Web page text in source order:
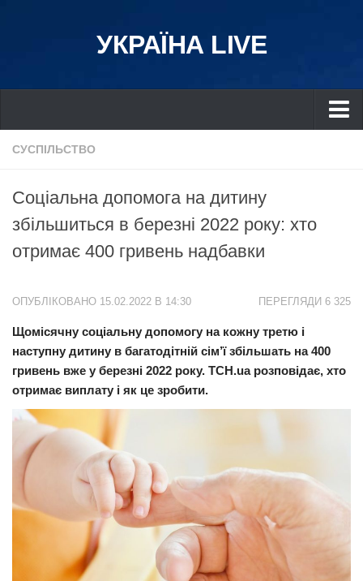
УКРАЇНА LIVE
Україна
Дніпро
Львів
Івано-Франківськ
Донбас
Одеса
Схід
Прикарпаття
Економіка
Політика
Світ
Цікаво
Технології
СУСПІЛЬСТВО
Соціальна допомога на дитину
збільшиться в березні 2022 року: хто
отримає 400 гривень надбавки
ПЕРЕГЛЯДИ 6 325
ОПУБЛІКОВАНО 15.02.2022 В 14:30
Щомісячну соціальну допомогу на кожну третю і
наступну дитину в багатодітній сім’ї збільшать на 400
гривень вже у березні 2022 року. ТСН.ua розповідає, хто
отримає виплату і як це зробити.